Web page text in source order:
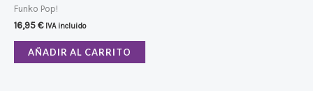
Funko Pop!
16,95€ IVA incluido
AÑADIR AL CARRITO